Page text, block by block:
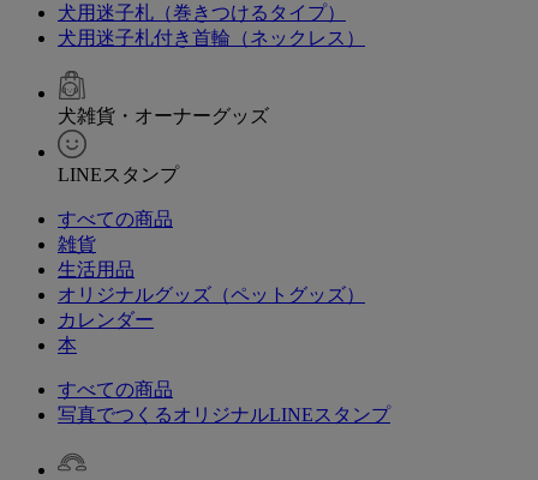
犬用迷子札（巻きつけるタイプ）
犬用迷子札付き首輪（ネックレス）
犬雑貨・オーナーグッズ
LINEスタンプ
すべての商品
雑貨
生活用品
オリジナルグッズ（ペットグッズ）
カレンダー
本
すべての商品
写真でつくるオリジナルLINEスタンプ